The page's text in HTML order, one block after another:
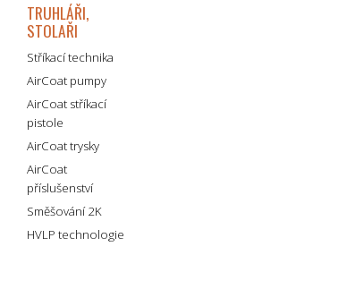
TRUHLÁŘI,
STOLAŘI
Stříkací technika
AirCoat pumpy
AirCoat stříkací
pistole
AirCoat trysky
AirCoat
příslušenství
Směšování 2K
HVLP technologie